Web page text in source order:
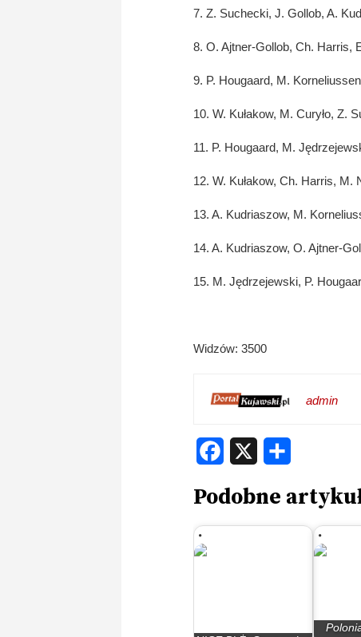
7. Z. Suchecki, J. Gollob, A.
8. O. Ajtner-Gollob, Ch. Harris,
9. P. Hougaard, M.
10. W. Kułakow, M. Curyło, Z.
11. P. Hougaard, M.
12. W. Kułakow, Ch. Harris, M.
13. A. Kudriaszow, M.
14. A. Kudriaszow, O. Ajtner-
15. M. Jędrzejewski, P.
Widzów: 3500
admin
Facebook
Podobne